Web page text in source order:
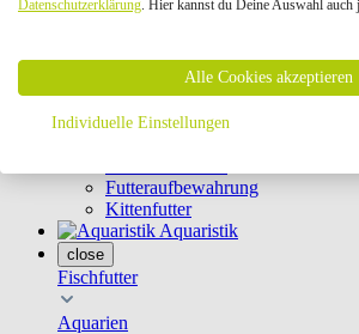
Geschirre & Leinen
Schutznetze
Kippfensterschutz
Katzenkameras
Futternäpfe
Futteraufbewahrung
Kittenfutter
Aquaristik
close
Fischfutter
Aquarien
Datenschutzerklärung. Hier kannst du Deine Auswahl auch
Alle Cookies akzeptieren
Individuelle Einstellungen